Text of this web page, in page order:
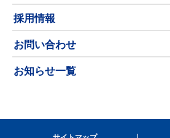
採用情報
お問い合わせ
お知らせ一覧